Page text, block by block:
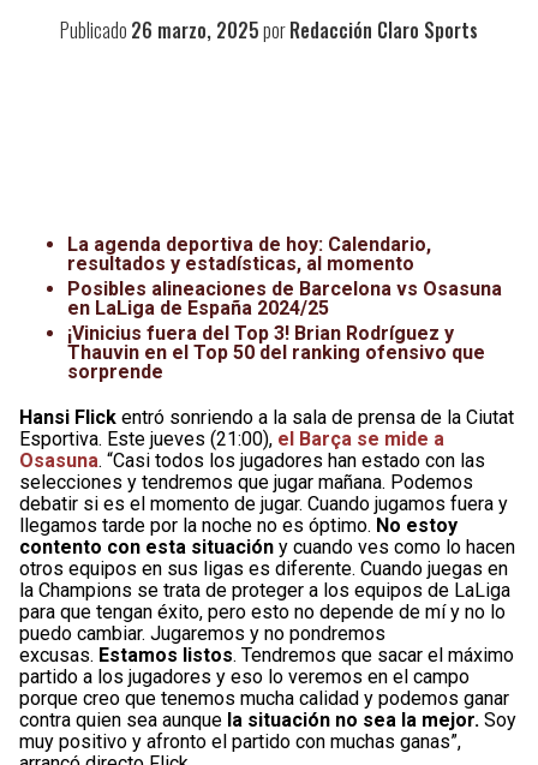
Publicado 26 marzo, 2025porRedacción Claro Sports
La agenda deportiva de hoy: Calendario,
resultados y estadísticas, al momento
Posibles alineaciones de Barcelona vs Osasuna
en LaLiga de España 2024/25
¡Vinicius fuera del Top 3! Brian Rodríguez y
Thauvin en el Top 50 del ranking ofensivo que
sorprende
Hansi Flick entró sonriendo a la sala de prensa de la Ciutat
Esportiva. Este jueves (21:00), el Barça se mide a
Osasuna. “Casi todos los jugadores han estado con las
selecciones y tendremos que jugar mañana. Podemos
debatir si es el momento de jugar. Cuando jugamos fuera y
llegamos tarde por la noche no es óptimo. No estoy
contento con esta situación y cuando ves como lo hacen
otros equipos en sus ligas es diferente. Cuando juegas en
la Champions se trata de proteger a los equipos de LaLiga
para que tengan éxito, pero esto no depende de mí y no lo
puedo cambiar. Jugaremos y no pondremos
excusas. Estamos listos. Tendremos que sacar el máximo
partido a los jugadores y eso lo veremos en el campo
porque creo que tenemos mucha calidad y podemos ganar
contra quien sea aunque la situación no sea la mejor. Soy
muy positivo y afronto el partido con muchas ganas”,